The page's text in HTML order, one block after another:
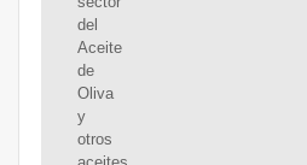
del
Aceite
de
Oliva
y
otros